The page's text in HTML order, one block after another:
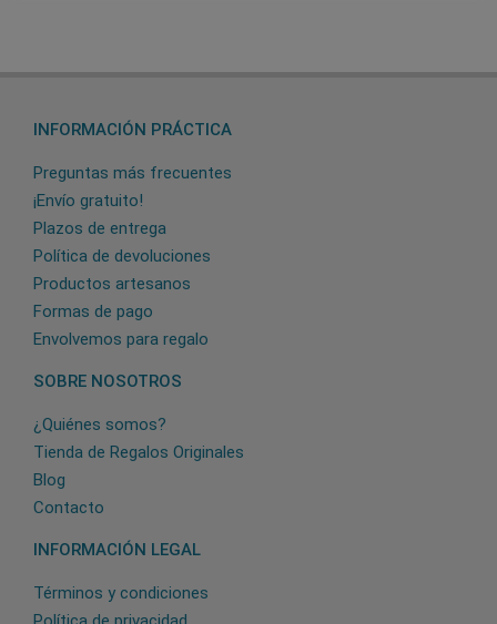
INFORMACIÓN PRÁCTICA
Preguntas más frecuentes
¡Envío gratuito!
Plazos de entrega
Política de devoluciones
Productos artesanos
Formas de pago
Envolvemos para regalo
SOBRE NOSOTROS
¿Quiénes somos?
Tienda de Regalos Originales
Blog
Contacto
INFORMACIÓN LEGAL
Términos y condiciones